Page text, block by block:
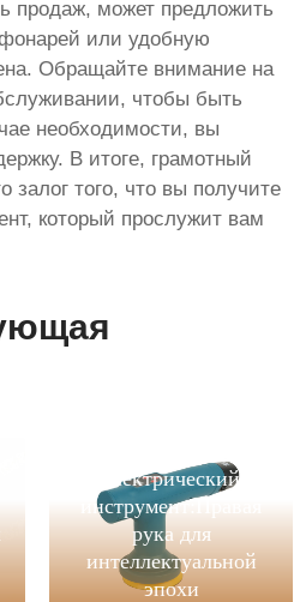
продаж, может предложить
или удобную
Обращайте внимание на
чтобы быть
необходимости, вы
В итоге, грамотный
залог того, что вы получите
который прослужит вам
электрический
инструмент:Правая
рука для
интеллектуальной
эпохи